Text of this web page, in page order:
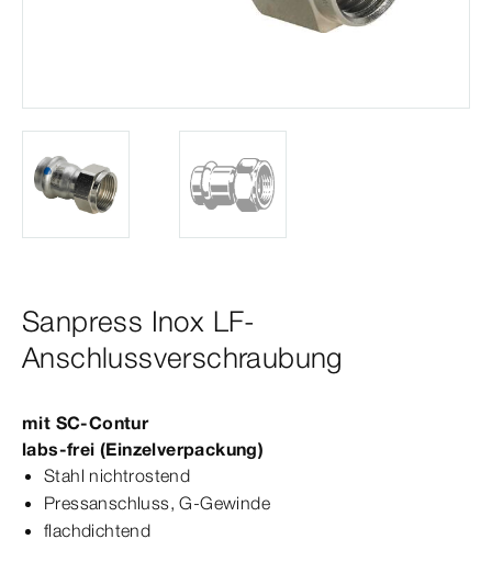
Sanpress Inox LF-
Anschlussverschraubung
mit SC‑Contur
labs-​frei (Einzelverpackung)
Stahl nichtrostend
Press­anschluss, G-​Gewinde
flachdichtend